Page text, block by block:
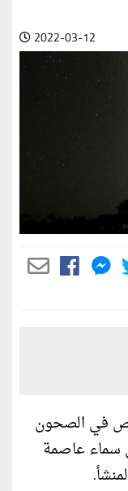
2022-03-12
في الصحون
سماء عاصمة